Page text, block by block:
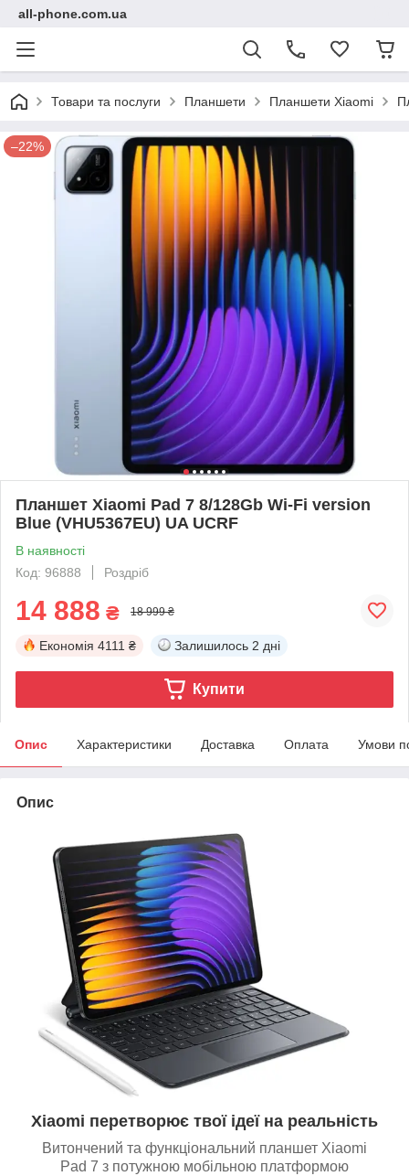
all-phone.com.ua
Товари та послуги Планшети Планшети Xiaomi
–22%
Планшет Xiaomi Pad 7 8/128Gb Wi-Fi version
Blue (VHU5367EU) UA UCRF
В наявності
Код: 96888
Роздріб
14 888 ₴ 18 999 ₴
Економія 4111 ₴ Залишилось 2 дні
Купити
Опис Характеристики Доставка Оплата Умови
Опис
Xiaomi перетворює твої ідеї на реальність
Витончений та функціональний планшет Xiaomi
Pad 7 з потужною мобільною платформою